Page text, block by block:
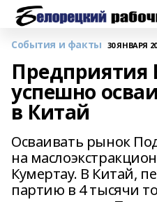
События и факты 30 ЯНВАРЯ
успешно
в Китай
Осваивать рынок
на
Кумертау. В Китай,
партию в 4 тысячи